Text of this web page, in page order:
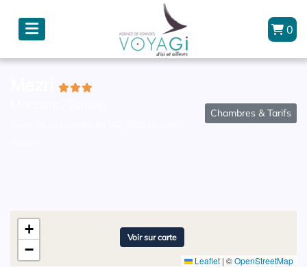
0
Chambres & Tarifs
+
−
Leaflet | ©OpenStreetMap
Voir sur carte